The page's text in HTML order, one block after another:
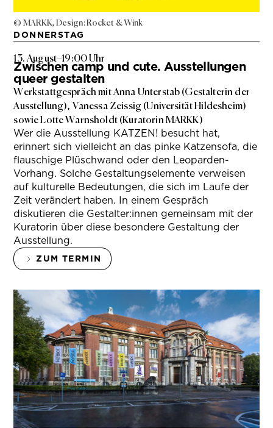
© MARKK, Design: Rocket & Wink
DONNERSTAG
13. August–19:00 Uhr
Zwischen camp und cute. Ausstellungen
queer gestalten
Werkstattgespräch mit Anna Unterstab (Gestalterin der
Ausstellung), Vanessa Zeissig (Universität Hildesheim)
sowie Lotte Warnsholdt (Kuratorin MARKK)
Wer die Ausstellung KATZEN! besucht hat,
erinnert sich vielleicht an das pinke Katzensofa, die
flauschige Plüschwand oder den Leoparden-
Vorhang. Solche Gestaltungselemente verweisen
auf kulturelle Bedeutungen, die sich im Laufe der
Zeit verändert haben. In einem Gespräch
diskutieren die Gestalter:innen gemeinsam mit der
Kuratorin über diese besondere Gestaltung der
Ausstellung.
ZUM TERMIN